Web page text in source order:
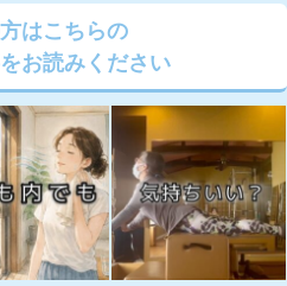
はこちらの
お読みください